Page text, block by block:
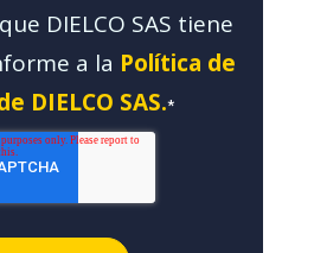
DIELCO SAS tiene
a la Política de
DIELCO SAS.*